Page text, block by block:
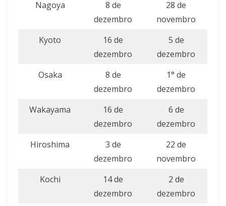
Nagoya
8 de
dezembro
28 de
novembro
Kyoto
16 de
dezembro
5 de
dezembro
Osaka
8 de
dezembro
1° de
dezembro
Wakayama
16 de
dezembro
6 de
dezembro
Hiroshima
3 de
dezembro
22 de
novembro
Kochi
14 de
dezembro
2 de
dezembro